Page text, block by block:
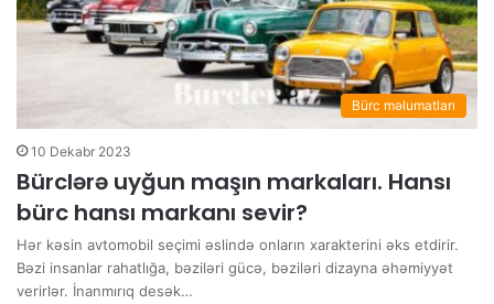
Bürc məlumatları
10 Dekabr 2023
Bürclərə uyğun maşın markaları. Hansı
bürc hansı markanı sevir?
Hər kəsin avtomobil seçimi əslində onların xarakterini əks etdirir.
Bəzi insanlar rahatlığa, bəziləri gücə, bəziləri dizayna əhəmiyyət
verirlər. İnanmırıq desək…